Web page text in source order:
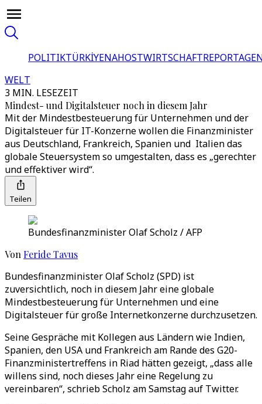
POLITIKTÜRKİYENAHOSTWIRTSCHAFT
WELT
3 MIN. LESEZEIT
Mindest- und Digitalsteuer noch in diesem Jahr
Mit der Mindestbesteuerung für Unternehmen und der
Digitalsteuer für IT-Konzerne wollen die Finanzminister
aus Deutschland, Frankreich, Spanien und Italien das
globale Steuersystem so umgestalten, dass es „gerechter
und effektiver wird“.
Teilen
Bundesfinanzminister Olaf Scholz / AFP
Von Feride Tavus
Bundesfinanzminister Olaf Scholz (SPD) ist
zuversichtlich, noch in diesem Jahr eine globale
Mindestbesteuerung für Unternehmen und eine
Digitalsteuer für große Internetkonzerne durchzusetzen.
Seine Gespräche mit Kollegen aus Ländern wie Indien,
Spanien, den USA und Frankreich am Rande des G20-
Finanzministertreffens in Riad hätten gezeigt, „dass alle
willens sind, noch dieses Jahr eine Regelung zu
vereinbaren“, schrieb Scholz am Samstag auf Twitter.